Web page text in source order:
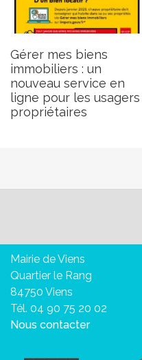
Gérer mes biens
immobiliers : un
nouveau service en
ligne pour les usagers
propriétaires
Mairie de Viens
Quartier le Rang
84750 Viens
Tél. 04 90 75 20 02
Nous contacter